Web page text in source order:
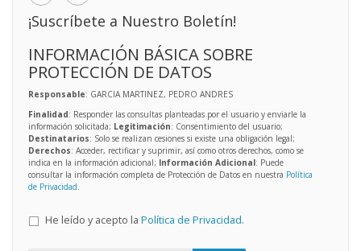
¡Suscríbete a Nuestro Boletín!
INFORMACIÓN BÁSICA SOBRE
PROTECCIÓN DE DATOS
Responsable: GARCIA MARTINEZ, PEDRO ANDRES
Finalidad: Responder las consultas planteadas por el usuario y enviarle la
información solicitada; Legitimación: Consentimiento del usuario;
Destinatarios: Solo se realizan cesiones si existe una obligación legal;
Derechos: Acceder, rectificar y suprimir, así como otros derechos, como se
indica en la información adicional; Información Adicional: Puede
consultar la información completa de Protección de Datos en nuestra Política
de Privacidad.
He leído y acepto la Política de Privacidad.